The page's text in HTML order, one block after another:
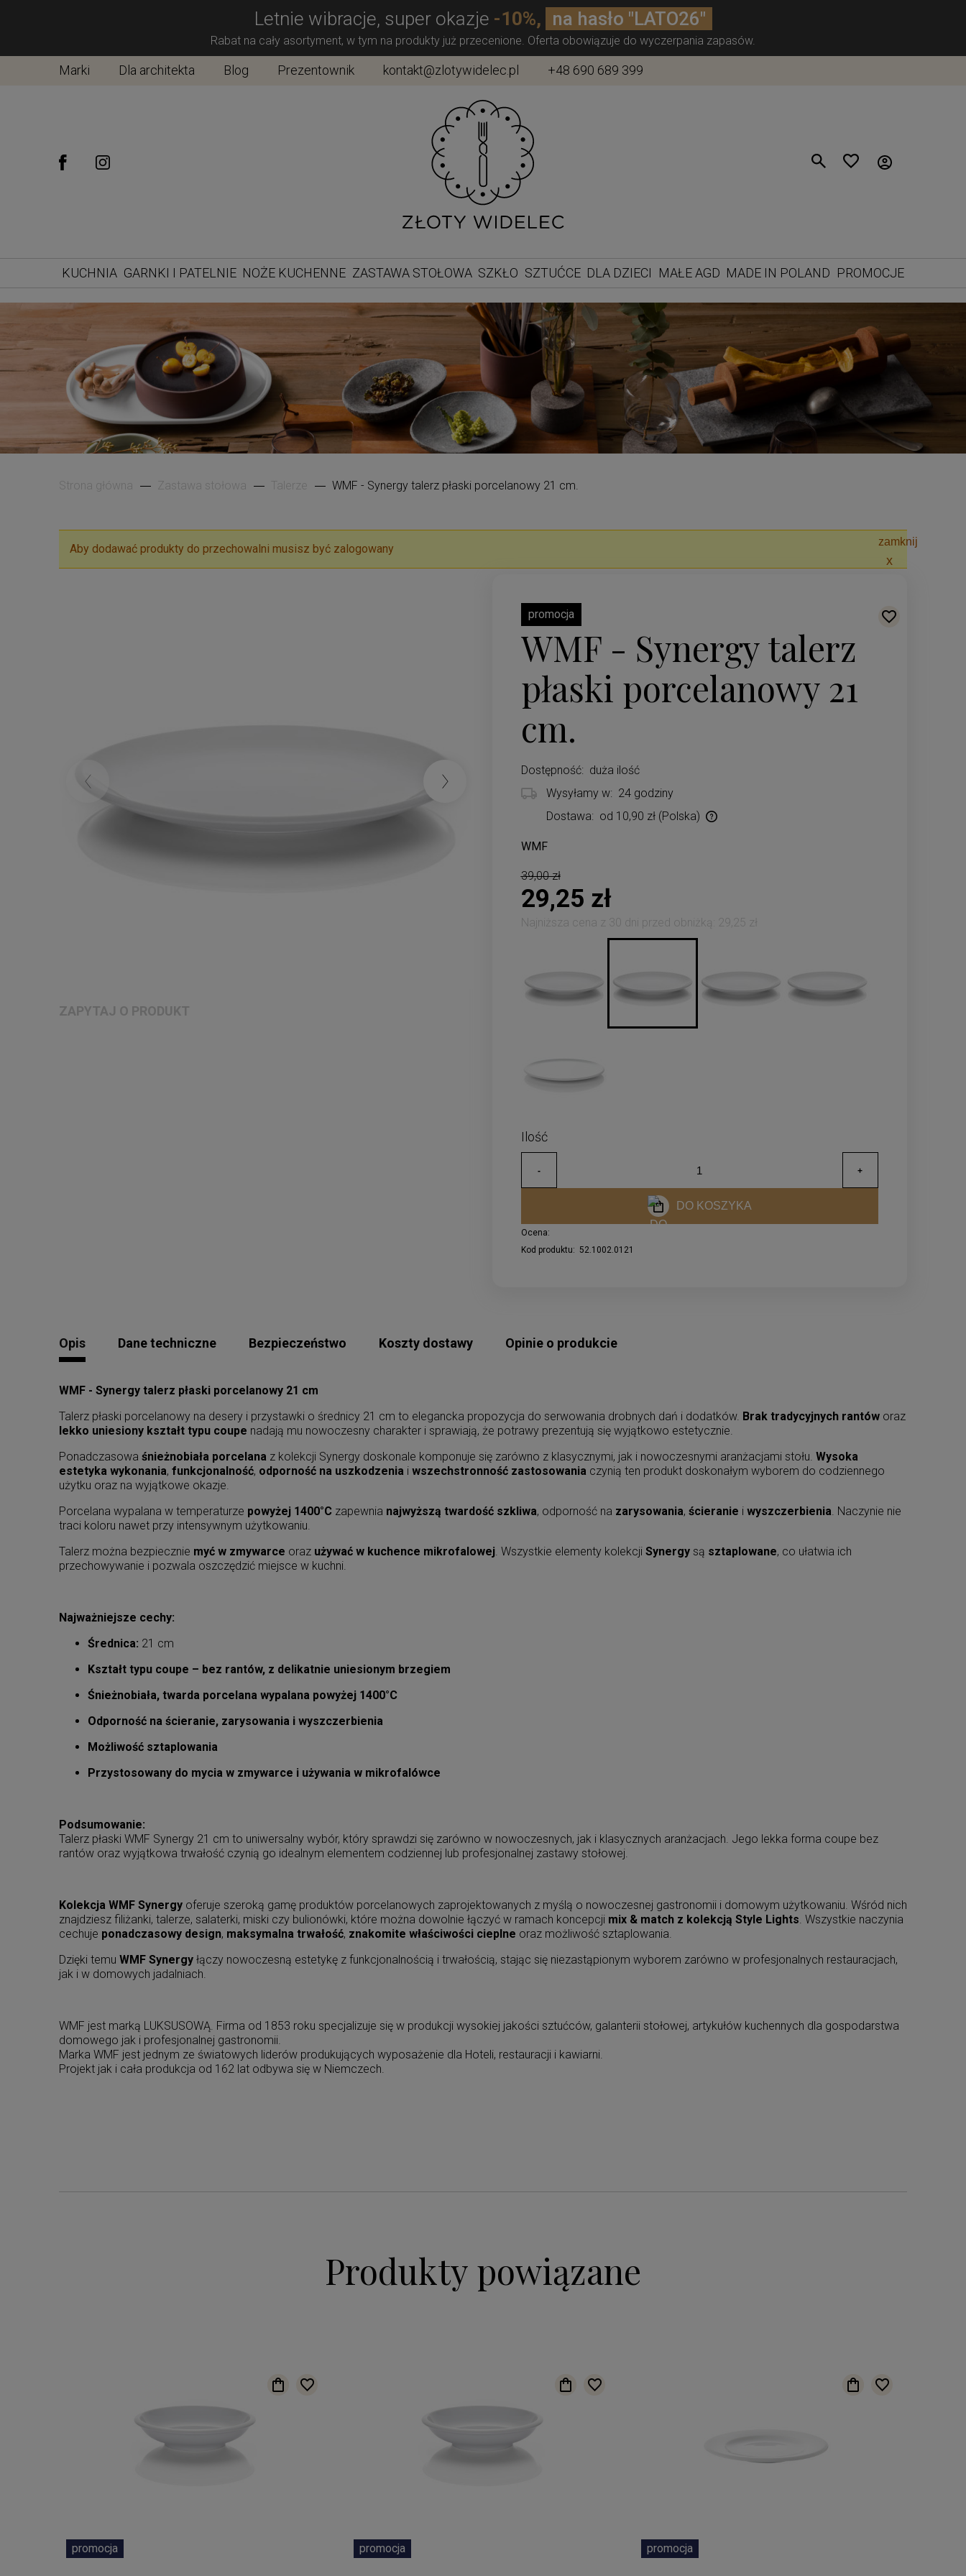
Letnie wibracje, super okazje -10%, na hasło "LATO26"
Rabat na cały asortyment, w tym na produkty już przecenione. Oferta obowiązuje do wyczerpania zapasów.
Marki Dla architekta Blog Prezentownik kontakt@zlotywidelec.pl +48 690 689 399
KUCHNIA GARNKI I PATELNIE NOŻE KUCHENNE ZASTAWA STOŁOWA SZKŁO SZTUĆCE DLA DZIECI MAŁE AGD MADE IN POLAND PROMOCJE
Strona główna Zastawa stołowa Talerze WMF - Synergy talerz płaski porcelanowy 21 cm.
zamknij
Aby dodawać produkty do przechowalni musisz być zalogowany
ZAPYTAJ O PRODUKT
promocja
WMF - Synergy talerz
płaski porcelanowy 21
cm.
Dostępność: duża ilość
Wysyłamy w: 24 godziny
Dostawa: od 10,90 zł (Polska)
Cena nie zawiera ewentualnych kosztów płatności
WMF
39,00 zł
29,25 zł
Najniższa cena z 30 dni przed obniżką: 29,25 zł
DO KOSZYKA
Ocena:
Kod produktu: 52.1002.0121
Opis Dane techniczne Bezpieczeństwo Koszty dostawy Opinie o produkcie
WMF - Synergy talerz płaski porcelanowy 21 cm
Talerz płaski porcelanowy na desery i przystawki o średnicy 21 cm to elegancka propozycja do serwowania drobnych dań i dodatków. Brak tradycyjnych rantów oraz
lekko uniesiony kształt typu coupe nadają mu nowoczesny charakter i sprawiają, że potrawy prezentują się wyjątkowo estetycznie.
Ponadczasowa śnieżnobiała porcelana z kolekcji Synergy doskonale komponuje się zarówno z klasycznymi, jak i nowoczesnymi aranżacjami stołu. Wysoka
estetyka wykonania, funkcjonalność, odporność na uszkodzenia i wszechstronność zastosowania czynią ten produkt doskonałym wyborem do codziennego
użytku oraz na wyjątkowe okazje.
Porcelana wypalana w temperaturze powyżej 1400°C zapewnia najwyższą twardość szkliwa, odporność na zarysowania, ścieranie i wyszczerbienia . Naczynie nie
traci koloru nawet przy intensywnym użytkowaniu.
Talerz można bezpiecznie myć w zmywarce oraz używać w kuchence mikrofalowej . Wszystkie elementy kolekcji Synergy są sztaplowane, co ułatwia ich
przechowywanie i pozwala oszczędzić miejsce w kuchni.
Najważniejsze cechy:
Średnica: 21 cm
Kształt typu coupe – bez rantów, z delikatnie uniesionym brzegiem
Śnieżnobiała, twarda porcelana wypalana powyżej 1400°C
Odporność na ścieranie, zarysowania i wyszczerbienia
Możliwość sztaplowania
Przystosowany do mycia w zmywarce i używania w mikrofalówce
Podsumowanie:
Talerz płaski WMF Synergy 21 cm to uniwersalny wybór, który sprawdzi się zarówno w nowoczesnych, jak i klasycznych aranżacjach. Jego lekka forma coupe bez
rantów oraz wyjątkowa trwałość czynią go idealnym elementem codziennej lub profesjonalnej zastawy stołowej.
Kolekcja WMF Synergy oferuje szeroką gamę produktów porcelanowych zaprojektowanych z myślą o nowoczesnej gastronomii i domowym użytkowaniu. Wśród nich
znajdziesz filiżanki, talerze, salaterki, miski czy bulionówki, które można dowolnie łączyć w ramach koncepcji mix & match z kolekcją Style Lights . Wszystkie naczynia
cechuje ponadczasowy design, maksymalna trwałość, znakomite właściwości cieplne oraz możliwość sztaplowania.
Dzięki temu WMF Synergy łączy nowoczesną estetykę z funkcjonalnością i trwałością, stając się niezastąpionym wyborem zarówno w profesjonalnych restauracjach,
jak i w domowych jadalniach.
WMF jest marką LUKSUSOWĄ. Firma od 1853 roku specjalizuje się w produkcji wysokiej jakości sztućców, galanterii stołowej, artykułów kuchennych dla gospodarstwa
domowego jak i profesjonalnej gastronomii.
Marka WMF jest jednym ze światowych liderów produkujących wyposażenie dla Hoteli, restauracji i kawiarni.
Projekt jak i cała produkcja od 162 lat odbywa się w Niemczech.
Produkty powiązane
promocja promocja promocja